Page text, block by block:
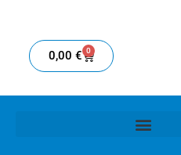
0,00 € 0